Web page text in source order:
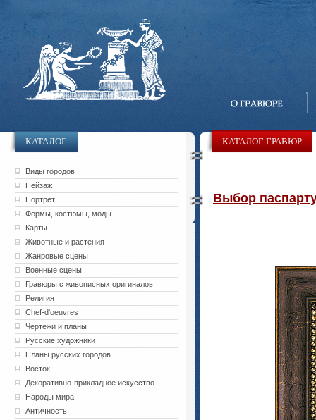
КАТАЛОГ
Виды городов
Пейзаж
Портрет
Формы, костюмы, моды
Карты
Животные и растения
Жанровые сцены
Военные сцены
Гравюры с живописных оригиналов
Религия
Chef-d'oeuvres
Чертежи и планы
Русские художники
Планы русских городов
Восток
Декоративно-прикладное искусство
Народы мира
Античность
КАТАЛОГ ГРАВЮР
Выбор